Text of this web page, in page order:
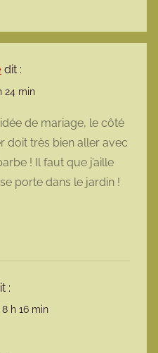
dit :
24 min
de mariage, le côté
doit très bien aller avec
! Il faut que j’aille
porte dans le jardin !
:
h 16 min